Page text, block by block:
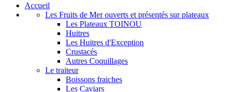
Accueil
Les Fruits de Mer ouverts et présentés sur plateaux
Les Plateaux TOINOU
Huitres
Les Huitres d'Exception
Crustacés
Autres Coquillages
Le traiteur
Boissons fraiches
Les Caviars